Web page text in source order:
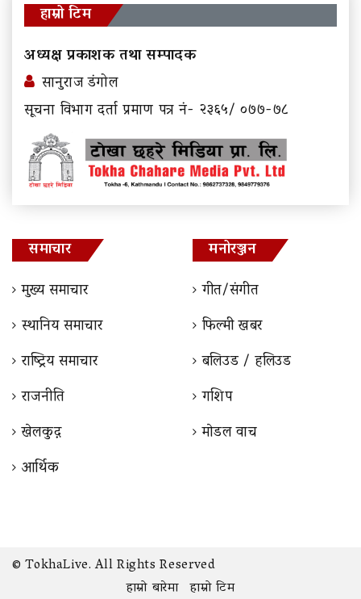
हाम्रो टिम
अध्यक्ष प्रकाशक तथा सम्पादक
सानुराज डंगोल
सूचना विभाग दर्ता प्रमाण पत्र नं- २३६५/ ०७७-७८
समाचार
मुख्य समाचार
स्थानिय समाचार
राष्ट्रिय समाचार
राजनीति
खेलकुद़़
आर्थिक
मनोरञ्जन
गीत/संगीत
फिल्मी खबर
बलिउड / हलिउड
गशिप
माेडल वाच
© TokhaLive. All Rights Reserved
हाम्रो बारेमा हाम्रो टिम